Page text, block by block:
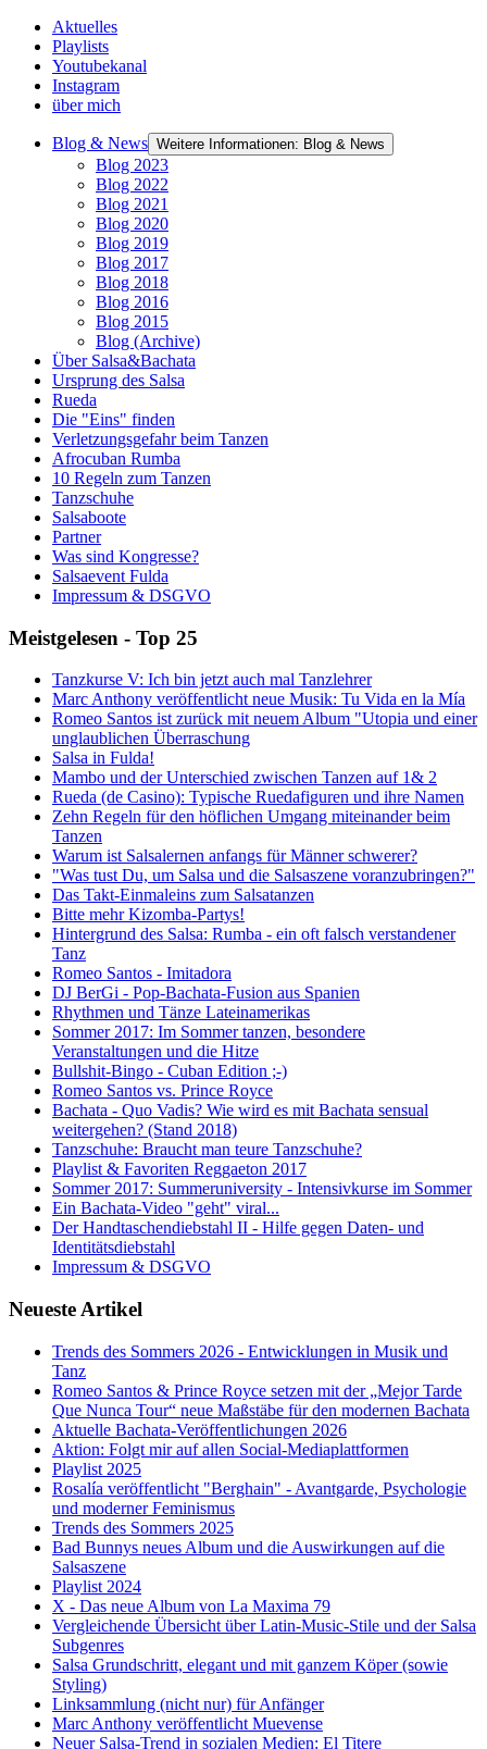
Aktuelles
Playlists
Youtubekanal
Instagram
über mich
Blog & News Weitere Informationen: Blog & News
Blog 2023
Blog 2022
Blog 2021
Blog 2020
Blog 2019
Blog 2017
Blog 2018
Blog 2016
Blog 2015
Blog (Archive)
Über Salsa&Bachata
Ursprung des Salsa
Rueda
Die "Eins" finden
Verletzungsgefahr beim Tanzen
Afrocuban Rumba
10 Regeln zum Tanzen
Tanzschuhe
Salsaboote
Partner
Was sind Kongresse?
Salsaevent Fulda
Impressum & DSGVO
Meistgelesen - Top 25
Tanzkurse V: Ich bin jetzt auch mal Tanzlehrer
Marc Anthony veröffentlicht neue Musik: Tu Vida en la Mía
Romeo Santos ist zurück mit neuem Album "Utopia und einer
unglaublichen Überraschung
Salsa in Fulda!
Mambo und der Unterschied zwischen Tanzen auf 1& 2
Rueda (de Casino): Typische Ruedafiguren und ihre Namen
Zehn Regeln für den höflichen Umgang miteinander beim
Tanzen
Warum ist Salsalernen anfangs für Männer schwerer?
"Was tust Du, um Salsa und die Salsaszene voranzubringen?"
Das Takt-Einmaleins zum Salsatanzen
Bitte mehr Kizomba-Partys!
Hintergrund des Salsa: Rumba - ein oft falsch verstandener
Tanz
Romeo Santos - Imitadora
DJ BerGi - Pop-Bachata-Fusion aus Spanien
Rhythmen und Tänze Lateinamerikas
Sommer 2017: Im Sommer tanzen, besondere
Veranstaltungen und die Hitze
Bullshit-Bingo - Cuban Edition ;-)
Romeo Santos vs. Prince Royce
Bachata - Quo Vadis? Wie wird es mit Bachata sensual
weitergehen? (Stand 2018)
Tanzschuhe: Braucht man teure Tanzschuhe?
Playlist & Favoriten Reggaeton 2017
Sommer 2017: Summeruniversity - Intensivkurse im Sommer
Ein Bachata-Video "geht" viral...
Der Handtaschendiebstahl II - Hilfe gegen Daten- und
Identitätsdiebstahl
Impressum & DSGVO
Neueste Artikel
Trends des Sommers 2026 - Entwicklungen in Musik und
Tanz
Romeo Santos & Prince Royce setzen mit der „Mejor Tarde
Que Nunca Tour“ neue Maßstäbe für den modernen Bachata
Aktuelle Bachata-Veröffentlichungen 2026
Aktion: Folgt mir auf allen Social-Mediaplattformen
Playlist 2025
Rosalía veröffentlicht "Berghain" - Avantgarde, Psychologie
und moderner Feminismus
Trends des Sommers 2025
Bad Bunnys neues Album und die Auswirkungen auf die
Salsaszene
Playlist 2024
X - Das neue Album von La Maxima 79
Vergleichende Übersicht über Latin-Music-Stile und der Salsa
Subgenres
Salsa Grundschritt, elegant und mit ganzem Köper (sowie
Styling)
Linksammlung (nicht nur) für Anfänger
Marc Anthony veröffentlicht Muevense
Neuer Salsa-Trend in sozialen Medien: El Titere